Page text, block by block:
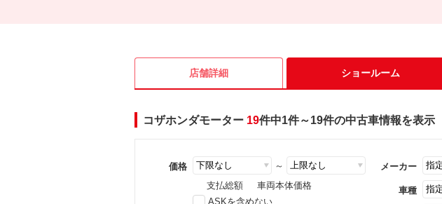
店舗詳細 ショールーム
コザホンダモーター 19件中1件～19件の中古車情報を表示
価格
～
支払総額
車両本体価格
ASKを含めない
メーカー
車種